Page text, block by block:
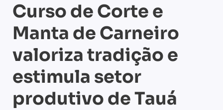
Curso de Corte e
Manta de Carneiro
valoriza tradição e
estimula setor
produtivo de Tauá